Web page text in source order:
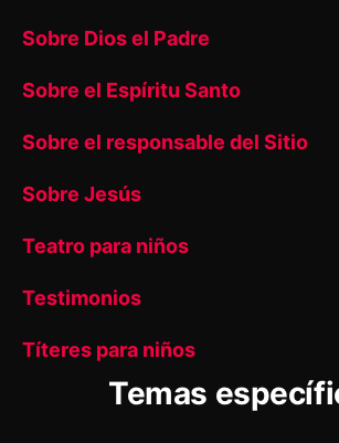
Sobre Dios el Padre
Sobre el Espíritu Santo
Sobre el responsable del Sitio
Sobre Jesús
Teatro para niños
Testimonios
Títeres para niños
Temas